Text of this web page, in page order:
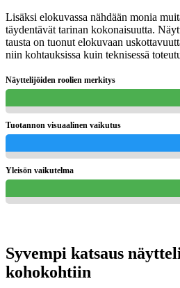
Lisäksi elokuvassa nähdään monia
täydentävät tarinan kokonaisuutta.
tausta on tuonut elokuvaan
niin kohtauksissa kuin teknisessä
Näyttelijöiden roolien merkitys
Tuotannon visuaalinen vaikutus
Yleisön vaikutelma
Syvempi katsaus
kohokohtiin